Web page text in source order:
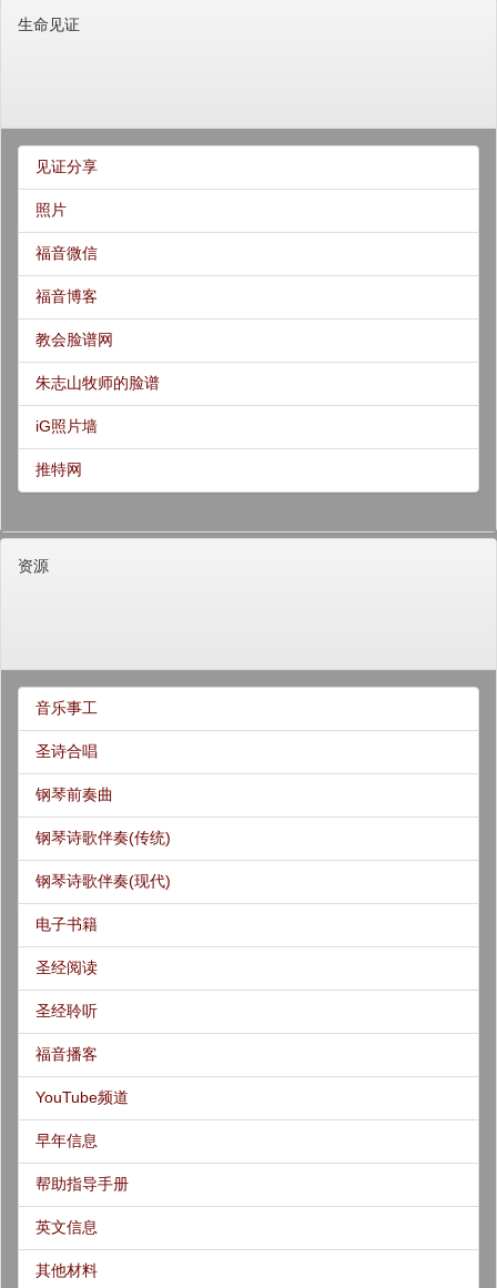
生命见证
见证分享
照片
福音微信
福音博客
教会脸谱网
朱志山牧师的脸谱
iG照片墙
推特网
资源
音乐事工
圣诗合唱
钢琴前奏曲
钢琴诗歌伴奏(传统)
钢琴诗歌伴奏(现代)
电子书籍
圣经阅读
圣经聆听
福音播客
YouTube频道
早年信息
帮助指导手册
英文信息
其他材料